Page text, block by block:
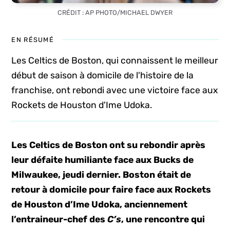
CRÉDIT : AP PHOTO/MICHAEL DWYER
EN RÉSUMÉ
Les Celtics de Boston, qui connaissent le meilleur
début de saison à domicile de l'histoire de la
franchise, ont rebondi avec une victoire face aux
Rockets de Houston d'Ime Udoka.
Les Celtics de Boston ont su rebondir après
leur défaite humiliante face aux Bucks de
Milwaukee, jeudi dernier. Boston était de
retour à domicile pour faire face aux Rockets
de Houston d’Ime Udoka, anciennement
l’entraineur-chef desC’s, une rencontre qui